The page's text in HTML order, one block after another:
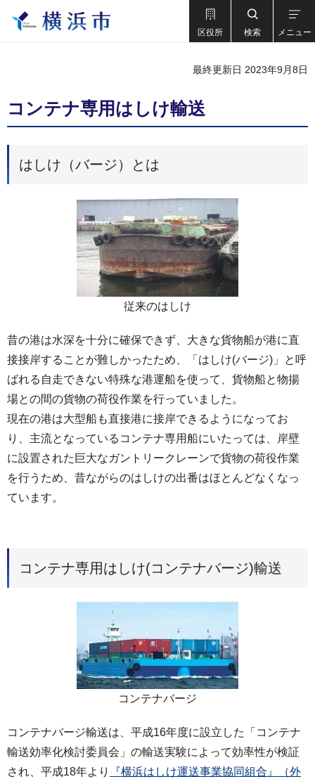
区役所 検索 メニュー
最終更新日 2023年9月8日
コンテナ専用はしけ輸送
はしけ（バージ）とは
従来のはしけ
昔の港は水深を十分に確保できず、大きな貨物船が港に直
接接岸することが難しかったため、「はしけ(バージ)」と呼
ばれる自走できない特殊な港運船を使って、貨物船と物揚
場との間の貨物の荷役作業を行っていました。
現在の港は大型船も直接港に接岸できるようになってお
り、主流となっているコンテナ専用船にいたっては、岸壁
に設置された巨大なガントリークレーンで貨物の荷役作業
を行うため、昔ながらのはしけの出番はほとんどなくなっ
ています。
コンテナ専用はしけ(コンテナバージ)輸送
コンテナバージ
コンテナバージ輸送は、平成16年度に設立した「コンテナ
輸送効率化検討委員会」の輸送実験によって効率性が検証
され、平成18年より
『横浜はしけ運送事業協同組合』（外